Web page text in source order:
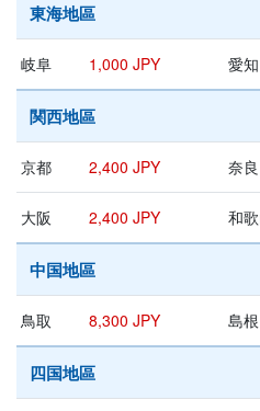
東海地區
岐阜 1,000 JPY 愛知
関西地區
京都 2,400 JPY 奈良
大阪 2,400 JPY 和
中国地區
鳥取 8,300 JPY 島根
四国地區